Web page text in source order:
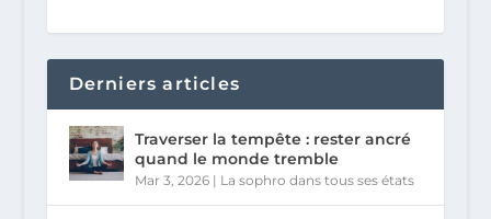
Derniers articles
Traverser la tempête : rester ancré
quand le monde tremble
Mar 3, 2026| La sophro dans tous ses états